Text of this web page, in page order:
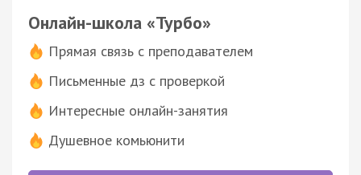
Онлайн-школа «Турбо»
Прямая связь с преподавателем
Письменные дз с проверкой
Интересные онлайн-занятия
Душевное комьюнити